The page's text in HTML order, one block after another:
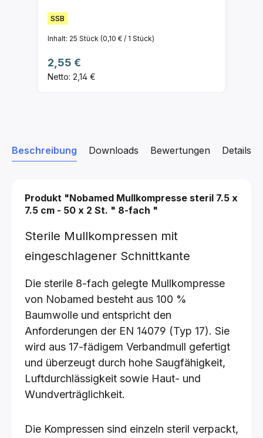
SSB
Inhalt: 25 Stück (0,10 € / 1 Stück)
Regulärer Preis:
2,55 €
Netto: 2,14 €
Beschreibung Downloads Details
Bewertungen
Produkt "Nobamed Mullkompresse steril 7.5 x
7.5 cm - 50 x 2 St. " 8-fach "
Sterile Mullkompressen mit
eingeschlagener Schnittkante
Die sterile 8-fach gelegte Mullkompresse
von Nobamed besteht aus 100 %
Baumwolle und entspricht den
Anforderungen der EN 14079 (Typ 17). Sie
wird aus 17-fädigem Verbandmull gefertigt
und überzeugt durch hohe Saugfähigkeit,
Luftdurchlässigkeit sowie Haut- und
Wundverträglichkeit.
Die Kompressen sind einzeln steril verpackt,